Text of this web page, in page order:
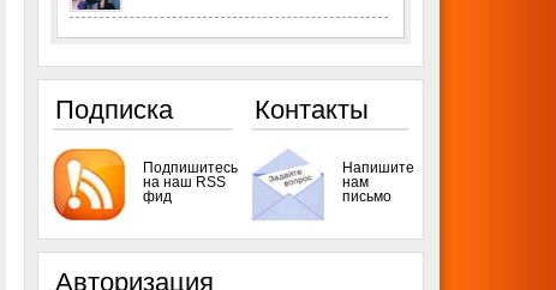
Подписка
Подпишитесь
на наш RSS
фид
Контакты
Напишите
нам
письмо
Авторизация